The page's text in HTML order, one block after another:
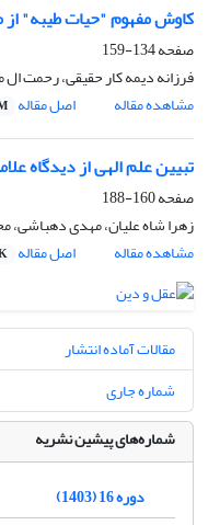
کاوش مفهوم "حیات طیبه" از
صفحه134-159
فرزانه دیمه کار حقیقی، رحمت
مشاهده مقاله
اصل مقاله
تبیین علم الهی از دیدگاه
صفحه160-188
زهرا شاه علیان، مهدی
مشاهده مقاله
اصل مقاله
مقالات آماده انتشار
شماره جاری
شماره‌های پیشین نشریه
دوره 16 (1403)